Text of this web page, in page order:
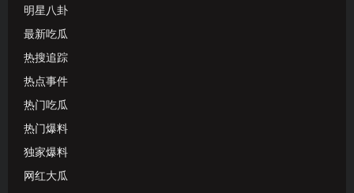
明星八卦
最新吃瓜
热搜追踪
热点事件
热门吃瓜
热门爆料
独家爆料
网红大瓜